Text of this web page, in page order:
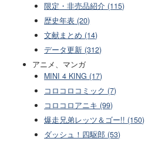
限定・非売品紹介 (115)
歴史年表 (20)
文献まとめ (14)
データ更新 (312)
アニメ、マンガ
MINI 4 KING (17)
コロコロコミック (7)
コロコロアニキ (99)
爆走兄弟レッツ＆ゴー!! (150)
ダッシュ！四駆郎 (53)